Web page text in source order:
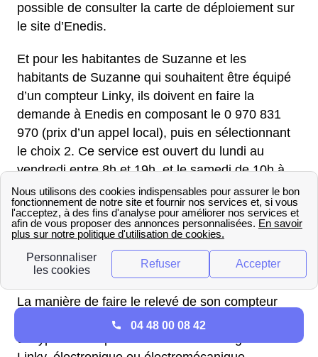
possible de consulter la carte de déploiement sur
le site d’Enedis.
Et pour les habitantes de Suzanne et les
habitants de Suzanne qui souhaitent être équipé
d’un compteur Linky, ils doivent en faire la
demande à Enedis en composant le 0 970 831
970 (prix d’un appel local), puis en sélectionnant
le choix 2. Ce service est ouvert du lundi au
vendredi entre 8h et 19h, et le samedi de 10h à
19h.
Comment effectuer le relevé de
son compteur électrique à
Suzanne ?
La manière de faire le relevé de son compteur
électrique à Suzanne dans Ardennes (8) dépend
du type de compteur installé dans le logement :
04 48 00 08 42